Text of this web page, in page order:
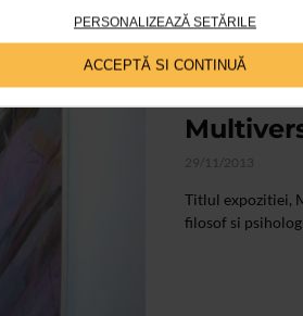
PERSONALIZEAZĂ SETĂRILE
ACCEPTĂ SI CONTINUĂ
29/11/2013
Titlul expozitiei,
filosof si